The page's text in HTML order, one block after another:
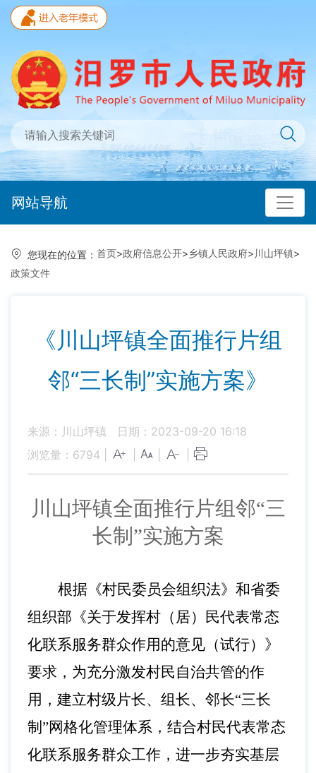
网站导航
您现在的位置： 首页>政府信息公开>乡镇人民政府> 川山坪镇>
政策文件
《川山坪镇全面推行片组
邻“三长制”实施方案》
来源：川山坪镇
日期：2023-09-20 16:18
浏览量： 6794
川山坪镇全面推行片组邻“三
长制”实施方案
根据《村民委员会组织法》和省委
组织部《关于发挥村（居）民代表常态
化联系服务群众作用的意见（试行）》
要求，为充分激发村民自治共管的作
用，建立村级片长、组长、邻长“三长
制”网格化管理体系，结合村民代表常态
化联系服务群众工作，进一步夯实基层